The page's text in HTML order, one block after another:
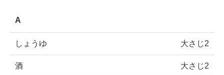
A
しょうゆ 大さじ2
酒 大さじ2